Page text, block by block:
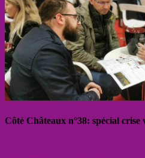
Côté Châteaux n°38: spécial